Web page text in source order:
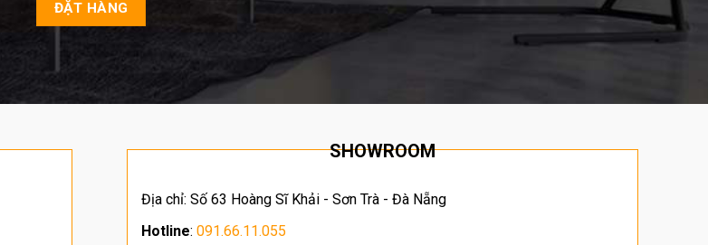
SHOWROOM
Địa chỉ: Số 63 Hoàng Sĩ Khải - Sơn Trà - Đà Nẵng
Hotline: 091.66.11.055